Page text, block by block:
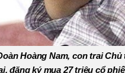
Hoàng Nam, con trai
đăng ký mua 27 triệu cổ